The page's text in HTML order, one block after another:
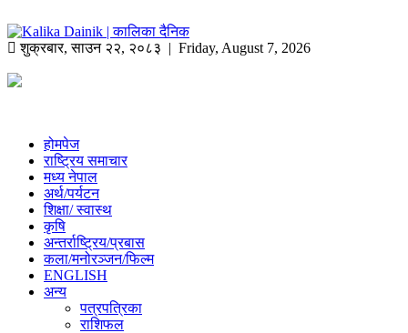
शुक्रबार,साउन २२, २०८३ | Friday, August 7, 2026
होमपेज
राष्ट्रिय समाचार
मध्य नेपाल
अर्थ/पर्यटन
शिक्षा/ स्वास्थ
कृषि
अन्तर्राष्ट्रिय/प्रबास
कला/मनोरञ्जन/फिल्म
ENGLISH
अन्य
पत्रपत्रिका
राशिफल